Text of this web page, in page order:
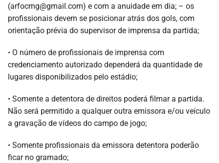
(arfocmg@gmail.com) e com a anuidade em dia; – os
profissionais devem se posicionar atrás dos gols, com
orientação prévia do supervisor de imprensa da partida;
• O número de profissionais de imprensa com
credenciamento autorizado dependerá da quantidade de
lugares disponibilizados pelo estádio;
• Somente a detentora de direitos poderá filmar a partida.
Não será permitido a qualquer outra emissora e/ou veículo
a gravação de vídeos do campo de jogo;
• Somente profissionais da emissora detentora poderão
ficar no gramado;